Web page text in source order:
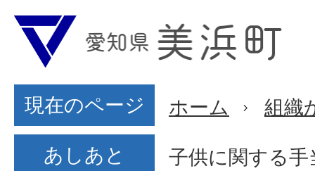
現在のページ ホーム 組織
あしあと 子供に関する手